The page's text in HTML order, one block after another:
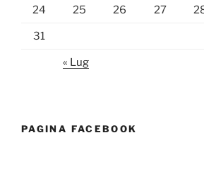
24 25 26 27
31
« Lug
PAGINA FACEBOOK